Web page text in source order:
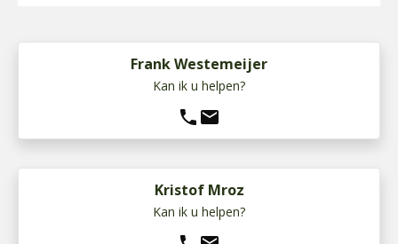
Frank Westemeijer
Kan ik u helpen?
phone mail
Kristof Mroz
Kan ik u helpen?